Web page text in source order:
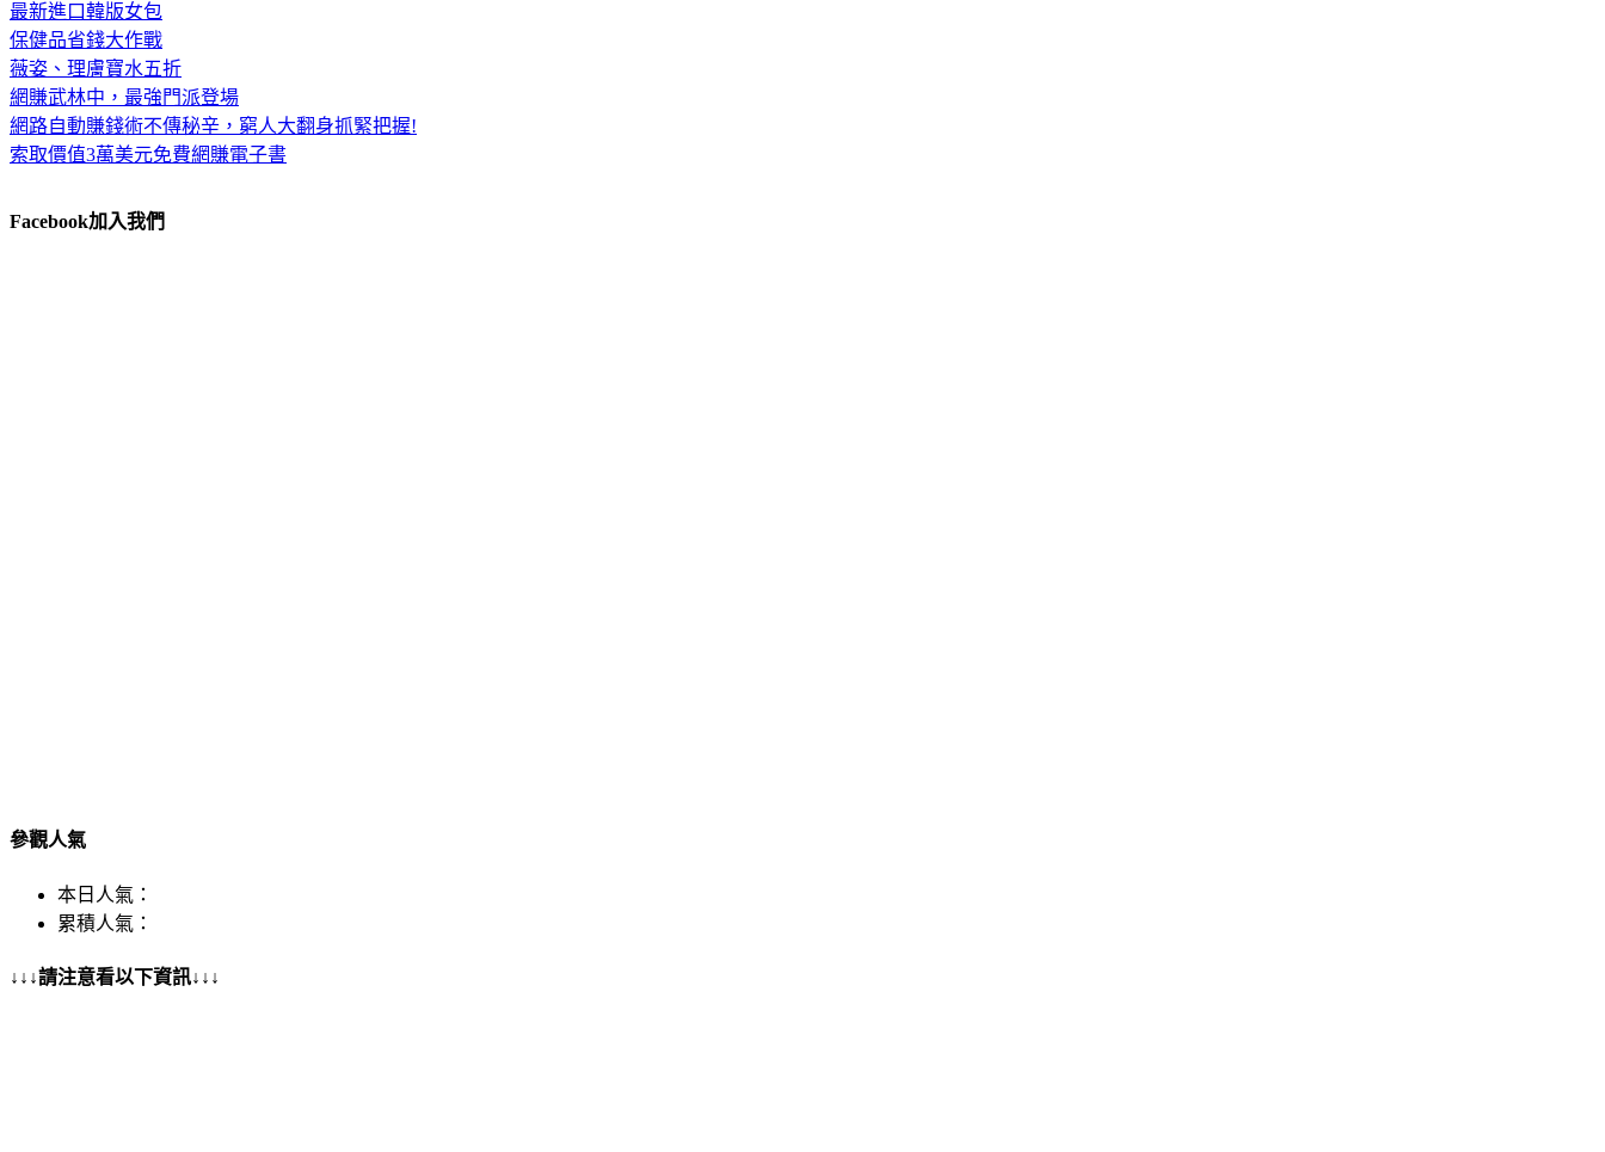
最新進口韓版女包
保健品省錢大作戰
薇姿、理膚寶水五折
網賺武林中，最強門派登場
網路自動賺錢術不傳秘辛，窮人大翻身抓緊把握!
索取價值3萬美元免費網賺電子書
Facebook加入我們
參觀人氣
本日人氣：
累積人氣：
↓↓↓請注意看以下資訊↓↓↓